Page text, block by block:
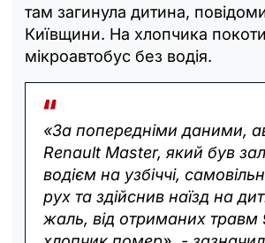
там загинула дитина,
Київщини. На хлопчика
мікроавтобус без водія.
«За попередніми даними,
Renault Master, який був
водієм на узбіччі,
рух та здійснив наїзд на
жаль, від отриманих травм